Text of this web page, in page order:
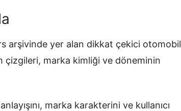
arşivinde yer alan dikkat çekici otomobil
çizgileri, marka kimliği ve döneminin
marka karakterini ve kullanıcı